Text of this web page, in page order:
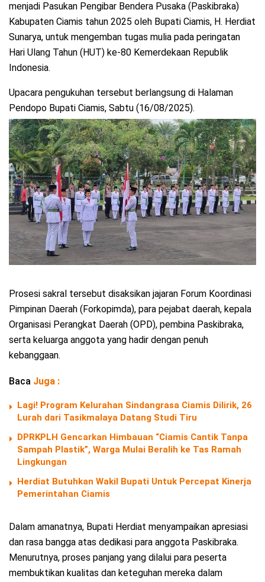
menjadi Pasukan Pengibar Bendera Pusaka (Paskibraka)
Kabupaten Ciamis tahun 2025 oleh Bupati Ciamis, H. Herdiat
Sunarya, untuk mengemban tugas mulia pada peringatan
Hari Ulang Tahun (HUT) ke-80 Kemerdekaan Republik
Indonesia.
Upacara pengukuhan tersebut berlangsung di Halaman
Pendopo Bupati Ciamis, Sabtu (16/08/2025).
Prosesi sakral tersebut disaksikan jajaran Forum Koordinasi
Pimpinan Daerah (Forkopimda), para pejabat daerah, kepala
Organisasi Perangkat Daerah (OPD), pembina Paskibraka,
serta keluarga anggota yang hadir dengan penuh
kebanggaan.
Baca Juga :
Lagi! Program Kelurahan Sindangrasa Ciamis Dilirik, 26
Lurah dari Tasikmalaya Datang Studi Tiru
DPRKPLH Gencarkan Himbauan “Ciamis Cantik Tanpa
Sampah Plastik”, Warga Mulai Beralih ke Tas Ramah
Lingkungan
Herdiat Butuhkan Wakil Bupati Untuk Percepat Kinerja
Pemerintahan Ciamis
Dalam amanatnya, Bupati Herdiat menyampaikan apresiasi
dan rasa bangga atas dedikasi para anggota Paskibraka.
Menurutnya, proses panjang yang dilalui para peserta
membuktikan kualitas dan keteguhan mereka dalam